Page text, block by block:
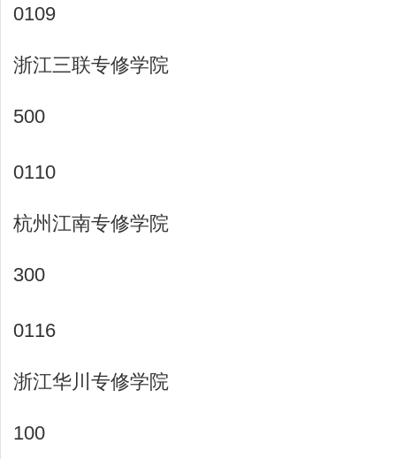
0109
浙江三联专修学院
500
0110
杭州江南专修学院
300
0116
浙江华川专修学院
100